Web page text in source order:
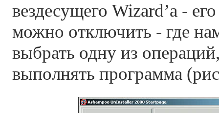
вездесущего Wizard’а -
можно отключить - где
выбрать одну из
выполнять программа